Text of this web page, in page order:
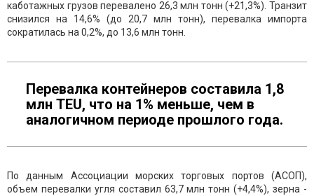
каботажных грузов перевалено 26,3 млн тонн (+21,3%). Транзит
снизился на 14,6% (до 20,7 млн тонн), перевалка импорта
сократилась на 0,2%, до 13,6 млн тонн.
Перевалка контейнеров составила 1,8
млн TEU, что на 1% меньше, чем в
аналогичном периоде прошлого года.
По данным Ассоциации морских торговых портов (АСОП),
объем перевалки угля составил 63,7 млн тонн (+4,4%), зерна -